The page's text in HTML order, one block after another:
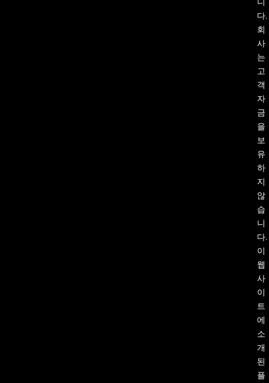
다.
회
사
는
고
객
자
금
을
보
유
하
지
않
습
니
다.
이
웹
사
이
트
에
소
개
된
플